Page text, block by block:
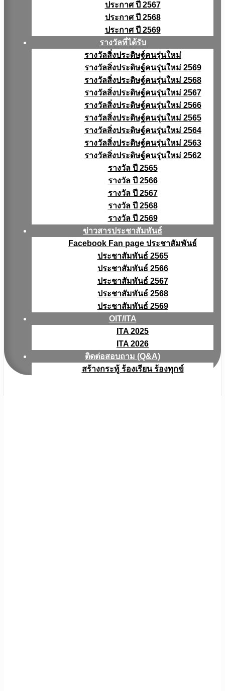
ประกาศ ปี 2567
ประกาศ ปี 2568
ประกาศ ปี 2569
รางวัลที่ได้รับ
รางวัลสิ่งประดิษฐ์คนรุ่นใหม่
รางวัลสิ่งประดิษฐ์คนรุ่นใหม่ 2569
รางวัลสิ่งประดิษฐ์คนรุ่นใหม่ 2568
รางวัลสิ่งประดิษฐ์คนรุ่นใหม่ 2567
รางวัลสิ่งประดิษฐ์คนรุ่นใหม่ 2566
รางวัลสิ่งประดิษฐ์คนรุ่นใหม่ 2565
รางวัลสิ่งประดิษฐ์คนรุ่นใหม่ 2564
รางวัลสิ่งประดิษฐ์คนรุ่นใหม่ 2563
รางวัลสิ่งประดิษฐ์คนรุ่นใหม่ 2562
รางวัล ปี 2565
รางวัล ปี 2566
รางวัล ปี 2567
รางวัล ปี 2568
รางวัล ปี 2569
ข่าวสารประชาสัมพันธ์
Facebook Fan page ประชาสัมพันธ์
ประชาสัมพันธ์ 2565
ประชาสัมพันธ์ 2566
ประชาสัมพันธ์ 2567
ประชาสัมพันธ์ 2568
ประชาสัมพันธ์ 2569
OIT/ITA
ITA 2025
ITA 2026
ติดต่อสอบถาม (Q&A)
สร้างกระทู้ ร้องเรียน ร้องทุกข์